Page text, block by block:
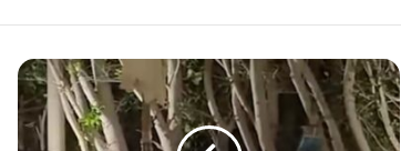
#الفنانة:آيتن
عامر
تستغيث
بعد